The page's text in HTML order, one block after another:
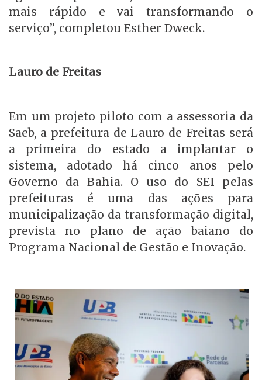
mais rápido e vai transformando o
serviço”, completou Esther Dweck.
Lauro de Freitas
Em um projeto piloto com a assessoria da
Saeb, a prefeitura de Lauro de Freitas será
a primeira do estado a implantar o
sistema, adotado há cinco anos pelo
Governo da Bahia. O uso do SEI pelas
prefeituras é uma das ações para
municipalização da transformação digital,
prevista no plano de ação baiano do
Programa Nacional de Gestão e Inovação.